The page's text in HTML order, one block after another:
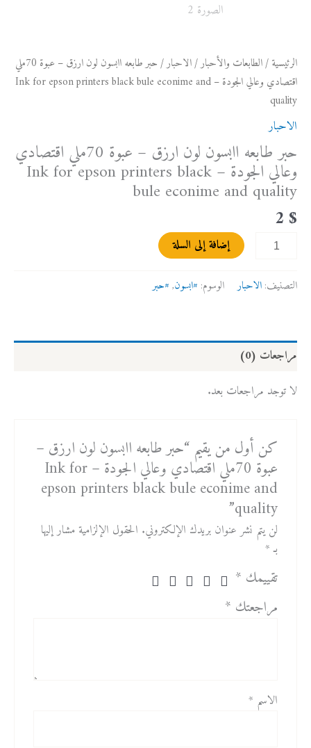
الرئيسية/الطابعات والأحبار/الاحبار
/ حبر طابعه اابسون لون ارزق – عبوة 70ملي
اقتصادي وعالي الجودة – Ink for epson printers black bule econime and
quality
الاحبار
حبر طابعه اابسون لون ارزق – عبوة 70ملي اقتصادي
وعالي الجودة – Ink for epson printers black
bule econime and quality
2 $
إضافة إلى السلة
التصنيف:الاحبار الوسوم: #ابسون,#حبر
مراجعات (0)
لا توجد مراجعات بعد.
كن أول من يقيم “حبر طابعه اابسون لون ارزق –
عبوة 70ملي اقتصادي وعالي الجودة – Ink for
epson printers black bule econime and
quality”
لن يتم نشر عنوان بريدك الإلكتروني. الحقول الإلزامية مشار إليها
بـ*
تقييمك *
مراجعتك *
الاسم *